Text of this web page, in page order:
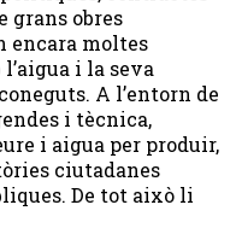
grans obres
encara moltes
i la seva
A l’entorn de
i tècnica,
i aigua per produir,
ciutadanes
De tot això li